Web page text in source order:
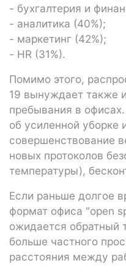
- бухгалтерия и
- аналитика (40%);
- маркетинг (42%);
- HR (31%).
Помимо этого,
19 вынуждает также
пребывания в
об усиленной
совершенствование
новых протоколов
температуры),
Если раньше долгое
формат офиса "open
ожидается обратный
больше частного
расстояния между